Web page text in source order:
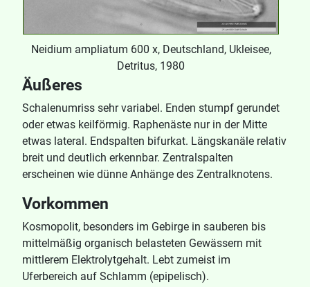
Neidium ampliatum 600 x, Deutschland, Ukleisee,
Detritus, 1980
Äußeres
Schalenumriss sehr variabel. Enden stumpf gerundet
oder etwas keilförmig. Raphenäste nur in der Mitte
etwas lateral. Endspalten bifurkat. Längskanäle relativ
breit und deutlich erkennbar. Zentralspalten
erscheinen wie dünne Anhänge des Zentralknotens.
Vorkommen
Kosmopolit, besonders im Gebirge in sauberen bis
mittelmäßig organisch belasteten Gewässern mit
mittlerem Elektrolytgehalt. Lebt zumeist im
Uferbereich auf Schlamm (epipelisch).